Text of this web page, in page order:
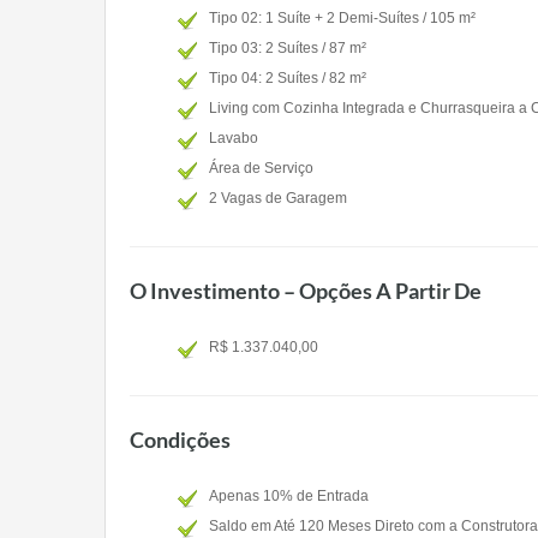
Tipo 02: 1 Suíte + 2 Demi-Suítes / 105 m²
Tipo 03: 2 Suítes / 87 m²
Tipo 04: 2 Suítes / 82 m²
Living com Cozinha Integrada e Churrasqueira a
Lavabo
Área de Serviço
2 Vagas de Garagem
O Investimento – Opções A Partir De
R$ 1.337.040,00
Condições
Apenas 10% de Entrada
Saldo em Até 120 Meses Direto com a Construtora